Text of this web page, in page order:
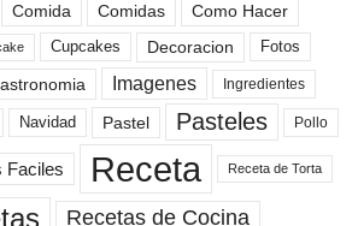
Comida Comidas Como Hacer
Cupcakes Decoracion Fotos
Imagenes Ingredientes
Navidad Pastel Pasteles Pollo
Faciles Receta Receta de Torta
Recetas de Cocina